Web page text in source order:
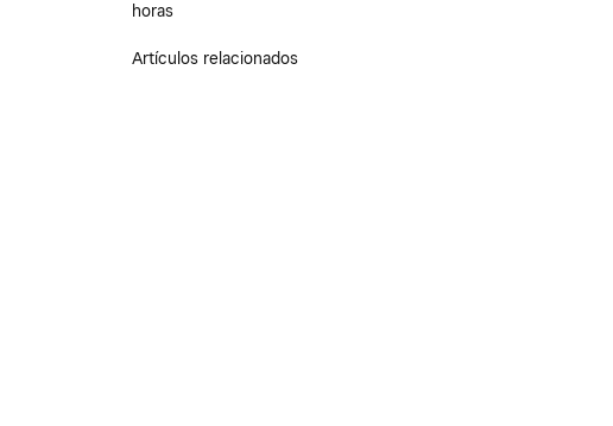
horas
Artículos relacionados